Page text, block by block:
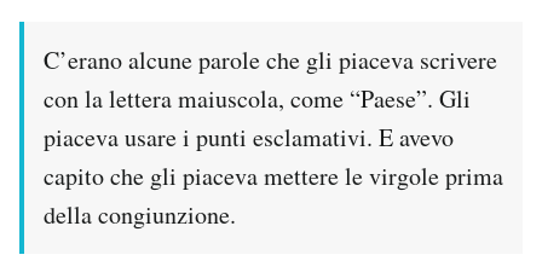
C’erano alcune parole che gli piaceva scrivere
con la lettera maiuscola, come “Paese”. Gli
piaceva usare i punti esclamativi. E avevo
capito che gli piaceva mettere le virgole prima
della congiunzione.